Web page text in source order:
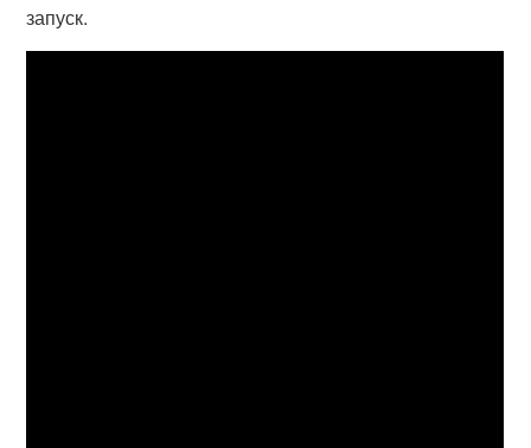
запуск.